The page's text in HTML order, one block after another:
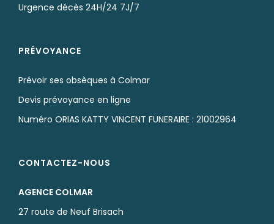
Urgence décès 24H/24 7J/7
PRÉVOYANCE
Prévoir ses obsèques à Colmar
Devis prévoyance en ligne
Numéro ORIAS KATTY VINCENT FUNERAIRE : 21002964
CONTACTEZ-NOUS
AGENCE COLMAR
27 route de Neuf Brisach